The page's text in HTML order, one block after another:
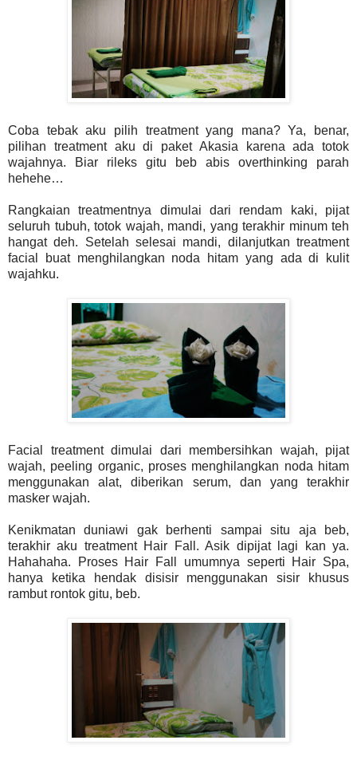
Coba tebak aku pilih treatment yang mana? Ya, benar,
pilihan treatment aku di paket Akasia karena ada totok
wajahnya. Biar rileks gitu beb abis overthinking parah
hehehe…
Rangkaian treatmentnya dimulai dari rendam kaki, pijat
seluruh tubuh, totok wajah, mandi, yang terakhir minum teh
hangat deh. Setelah selesai mandi, dilanjutkan treatment
facial buat menghilangkan noda hitam yang ada di kulit
wajahku.
Facial treatment dimulai dari membersihkan wajah, pijat
wajah, peeling organic, proses menghilangkan noda hitam
menggunakan alat, diberikan serum, dan yang terakhir
masker wajah.
Kenikmatan duniawi gak berhenti sampai situ aja beb,
terakhir aku treatment Hair Fall. Asik dipijat lagi kan ya.
Hahahaha. Proses Hair Fall umumnya seperti Hair Spa,
hanya ketika hendak disisir menggunakan sisir khusus
rambut rontok gitu, beb.